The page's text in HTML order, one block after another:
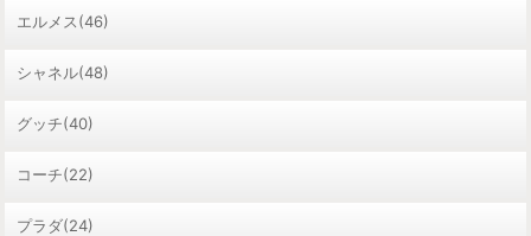
エルメス(46)
シャネル(48)
グッチ(40)
コーチ(22)
プラダ(24)